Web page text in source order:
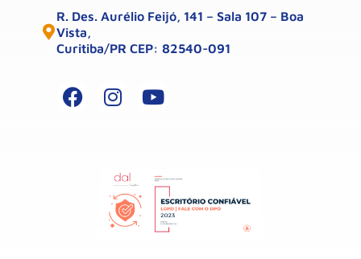
R. Des. Aurélio Feijó, 141 – Sala 107 – Boa
Vista,
Curitiba/PR CEP: 82540-091